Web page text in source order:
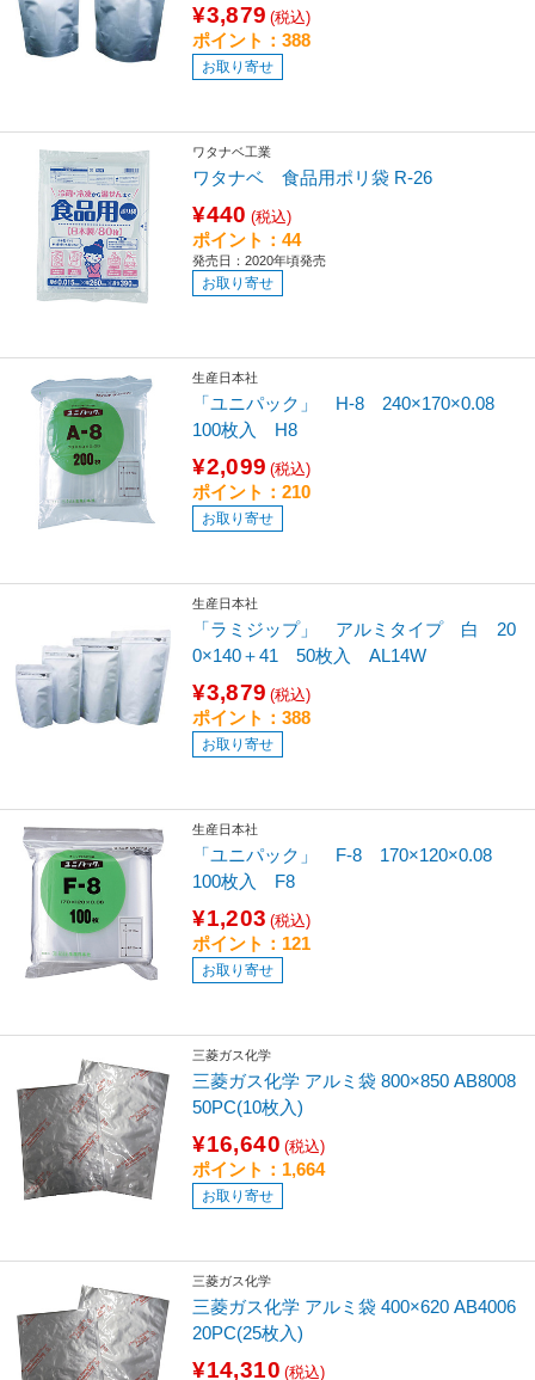
¥3,879 (税込)
ポイント：388
お取り寄せ
ワタナベ工業
ワタナベ 食品用ポリ袋 R-26
¥440 (税込)
ポイント：44
発売日：2020年頃発売
お取り寄せ
生産日本社
「ユニパック」 H-8 240×170×0.08
100枚入 H8
¥2,099 (税込)
ポイント：210
お取り寄せ
生産日本社
「ラミジップ」 アルミタイプ 白 20
0×140＋41 50枚入 AL14W
¥3,879 (税込)
ポイント：388
お取り寄せ
生産日本社
「ユニパック」 F-8 170×120×0.08
100枚入 F8
¥1,203 (税込)
ポイント：121
お取り寄せ
三菱ガス化学
三菱ガス化学 アルミ袋 800×850 AB8008
50PC(10枚入)
¥16,640 (税込)
ポイント：1,664
お取り寄せ
三菱ガス化学
三菱ガス化学 アルミ袋 400×620 AB4006
20PC(25枚入)
¥14,310 (税込)